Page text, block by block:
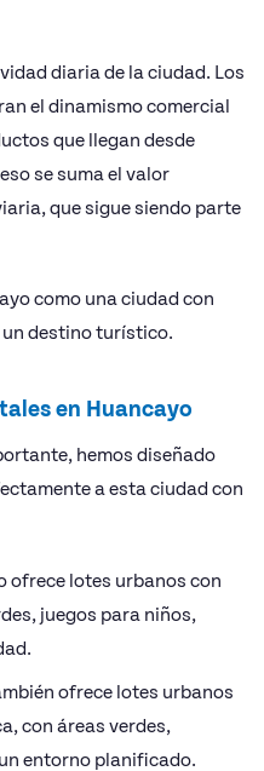
diaria de la ciudad. Los
el dinamismo comercial
que llegan desde
se suma el valor
que sigue siendo parte
como una ciudad con
un destino turístico.
en Huancayo
hemos diseñado
a esta ciudad con
ofrece lotes urbanos con
juegos para niños,
ofrece lotes urbanos
con áreas verdes,
entorno planificado.